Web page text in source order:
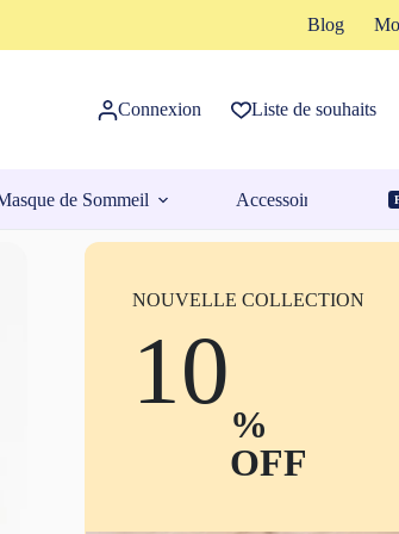
Blog
Connexion Liste de souhaits
de Sommeil Accessoires
NOUVELLE COLLECTION
10
%
OFF